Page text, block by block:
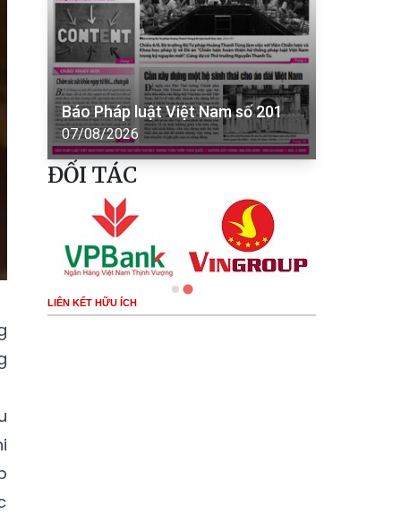
Báo Pháp luật Việt Nam số 201
07/08/2026
ĐỐI TÁC
LIÊN KẾT HỮU ÍCH